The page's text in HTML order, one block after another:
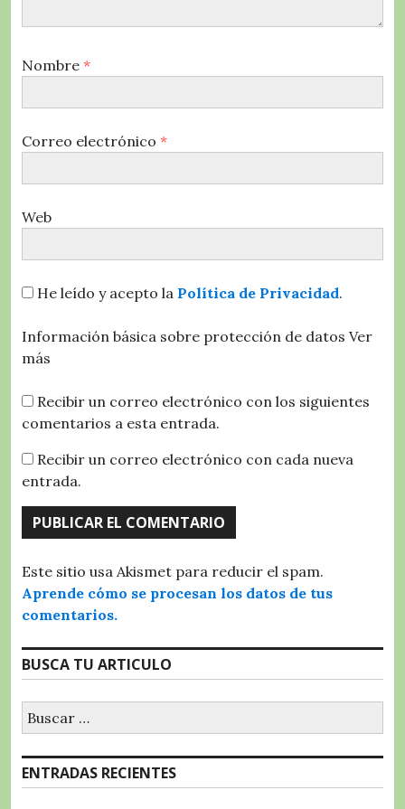
Nombre *
Correo electrónico *
Web
He leído y acepto la Política de Privacidad.
Información básica sobre protección de datos Ver
más
Recibir un correo electrónico con los siguientes
comentarios a esta entrada.
Recibir un correo electrónico con cada nueva
entrada.
Este sitio usa Akismet para reducir el spam.
Aprende cómo se procesan los datos de tus
comentarios.
BUSCA TU ARTICULO
ENTRADAS RECIENTES